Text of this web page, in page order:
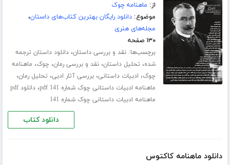
از: ماهنامه چوک
موضوع:دانلود رایگان بهترین کتاب‌های داستان،
مجله‌های هنری
۱۳۰ صفحه
برچسب‌ها:نقد و بررسی داستان،دانلود داستان ترجمه
شده، تحلیل داستان،نقد و بررسی رمان، چوک، ماهنامه
چوک، ادبیات داستانی،بررسی آثار ادبی، تحلیل رمان،
ماهنامه ادبیات داستانی چوک شماره 141 pdf ،
دانلود pdf
ماهنامه ادبیات داستانی چوک شماره 141
دانلود کتاب
دانلود ماهنامه کاکتوس